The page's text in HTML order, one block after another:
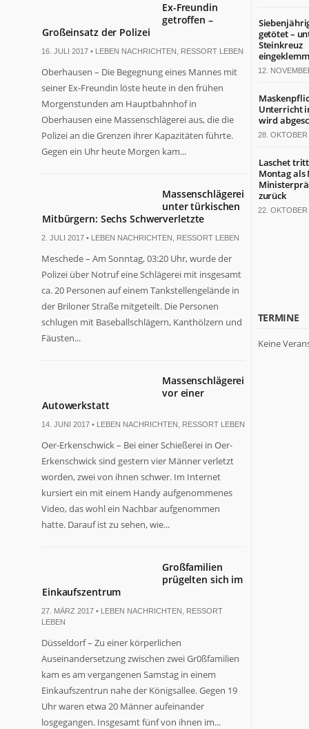
Ex-Freundin
getroffen –
Großeinsatz der Polizei
16. JULI 2017 • LEBEN NACHRICHTEN RESSORT LEBEN
Oberhausen – Die Begegnung eines Mannes mit
seiner Ex-Freundin löste heute in den frühen
Morgenstunden am Hauptbahnhof in
Oberhausen eine Massenschlägerei aus, die die
Polizei an die Grenzen ihrer Kapazitäten führte.
Gegen ein Uhr heute Morgen kam...
Massenschlägerei
unter türkischen
Mitbürgern: Sechs Schwerverletzte
2. JULI 2017 • LEBEN NACHRICHTEN RESSORT LEBEN
Meschede – Am Sonntag, 03:20 Uhr, wurde der
Polizei über Notruf eine Schlägerei mit insgesamt
ca. 20 Personen auf einem Tankstellengelände in
der Briloner Straße mitgeteilt. Die Personen
schlugen mit Baseballschlägern, Kanthölzern und
Fäusten...
Massenschlägerei
vor einer
Autowerkstatt
14. JUNI 2017 • LEBEN NACHRICHTEN RESSORT LEBEN
Oer-Erkenschwick – Bei einer Schießerei in Oer-
Erkenschwick sind gestern vier Männer verletzt
worden, zwei von ihnen schwer. Im Internet
kursiert ein mit einem Handy aufgenommenes
Video, das wohl ein Nachbar aufgenommen
hatte. Darauf ist zu sehen, wie...
Großfamilien
prügelten sich im
Einkaufszentrum
27. MÄRZ 2017 • LEBEN NACHRICHTEN
RESSORT
LEBEN
Düsseldorf – Zu einer körperlichen
Auseinandersetzung zwischen zwei Gr0ßfamilien
kam es am vergangenen Samstag in einem
Einkaufszentrun nahe der Königsallee. Gegen 19
Uhr waren etwa 20 Männer aufeinander
losgegangen. Insgesamt fünf von ihnen im...
getötet –
Steinkreuz
12.
Unterricht
wird
28. OKTOBER
Laschet
Montag als
zurück
22. OKTOBER
TERMINE
Keine